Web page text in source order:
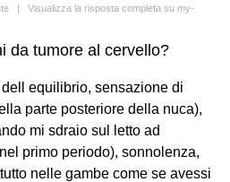
| Visualizza la risposta completa su my-
da tumore al cervello?
equilibrio, sensazione di
parte posteriore della nuca),
mi sdraio sul letto ad
primo periodo), sonnolenza,
nelle gambe come se avessi